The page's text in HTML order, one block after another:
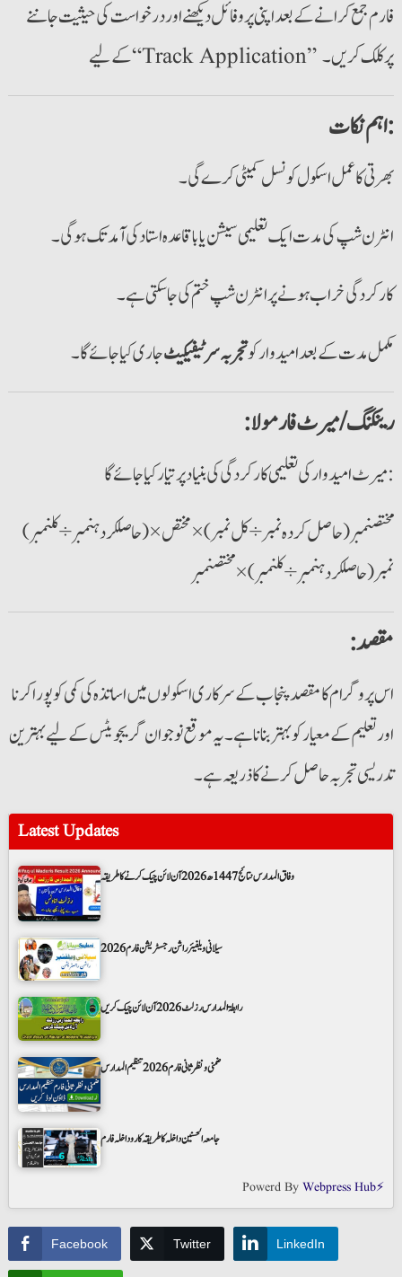
فارم جمع کرانے کے بعد اپنی پروفائل دیکھنے اور درخواست کی حیثیت جاننے
کے لیے “Track Application” پر کلک کریں۔
اہم نکات:
بھرتی کا عمل اسکول کونسل کمیٹی کرے گی۔
انٹرن شپ کی مدت ایک تعلیمی سیشن یا باقاعدہ استاد کی آمد تک ہوگی۔
کارکردگی خراب ہونے پر انٹرن شپ ختم کی جا سکتی ہے۔
مکمل مدت کے بعد امیدوار کوتجربہ سرٹیفیکیٹجاری کیا جائے گا۔
:رینکنگ/میرٹ فارمولا
میرٹ امیدوار کی تعلیمی کارکردگی کی بنیاد پر تیار کیا جائے گا:
(حاصلکردہنمبر÷کلنمبر)×مختصنمبر(حاصل کردہ نمبر ÷ کل نمبر) × مختص
نمبر(حاصلکردہنمبر÷کلنمبر)
× مختصنمبر
:مقصد
اس پروگرام کا مقصد پنجاب کے سرکاری اسکولوں میں اساتذہ کی کمی کو پورا کرنا
اور تعلیم کے معیار کو بہتر بنانا ہے۔ یہ موقع نوجوان گریجویٹس کے لیے بہترین
تدریسی تجربہ حاصل کرنے کا ذریعہ ہے۔
Latest Updates
وفاق المدارس نتائج 1447ھ 2026 آن لائن چیک کرنے کا طریقہ
سیلانی ویلفیئر راشن رجسٹریشن فارم 2026
رابطۃ المدارس رزلٹ 2026 آن لائن چیک کریں
ضمنی و نظر ثانی فارم 2026 تنظیم المدارس
جامعہ الحسنین داخلہ کا طریقہ کار و داخلہ فارم
Powerd ByWebpress Hub⚡
Facebook Twitter LinkedIn